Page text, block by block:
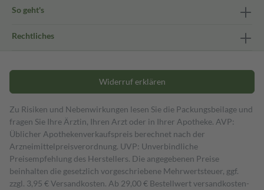
So geht's
Rechtliches
Widerruf erklären
Zu Risiken und Nebenwirkungen lesen Sie die Packungsbeilage und
fragen Sie Ihre Ärztin, Ihren Arzt oder in Ihrer Apotheke. AVP:
Üblicher Apothekenverkaufspreis berechnet nach der
Arzneimittelpreisverordnung. UVP: Unverbindliche
Preisempfehlung des Herstellers. Die angegebenen Preise
beinhalten die gesetzlich vorgeschriebene Mehrwertsteuer, ggf.
zzgl. 3,95 € Versandkosten. Ab 29,00 € Bestell­wert versand­kosten­